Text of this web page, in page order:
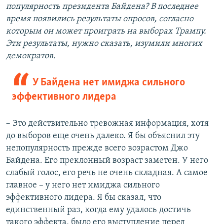
популярность президента Байдена? В последнее
время появились результаты опросов, согласно
которым он может проиграть на выборах Трампу.
Эти результаты, нужно сказать, изумили многих
демократов.
У Байдена нет имиджа сильного
эффективного лидера
– Это действительно тревожная информация, хотя
до выборов еще очень далеко. Я бы объяснил эту
непопулярность прежде всего возрастом Джо
Байдена. Его преклонный возраст заметен. У него
слабый голос, его речь не очень складная. А самое
главное – у него нет имиджа сильного
эффективного лидера. Я бы сказал, что
единственный раз, когда ему удалось достичь